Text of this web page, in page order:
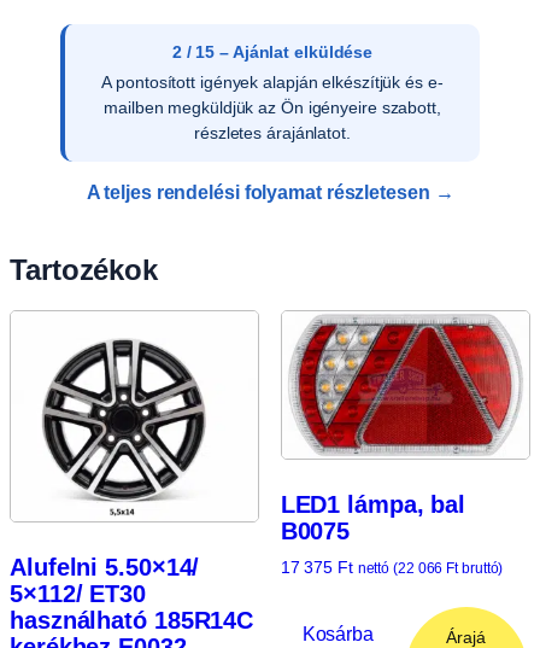
3 / 15 – Ajánlat elfogadása
Az ajánlat írásos elfogadását követően
ellenőrizzük a vevői adatokat, és rendelését
rögzítjük rendszerünkben.
A teljes rendelési folyamat részletesen →
Tartozékok
Alufelni 5.50×14/
5×112/ ET30
használható 185R14C
LED1 lámpa, bal
B0075
17 375 Ft nettó (22 066 Ftbruttó)
Kosárba Árajá